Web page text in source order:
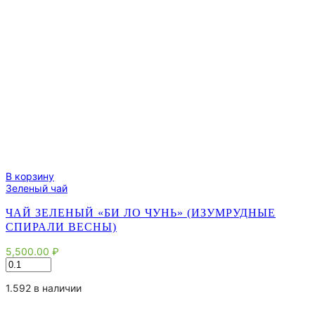
В корзину
Зеленый чай
ЧАЙ ЗЕЛЕНЫЙ «БИ ЛО ЧУНЬ» (ИЗУМРУДНЫЕ
СПИРАЛИ ВЕСНЫ)
5,500.00 ₽
Количество
товара
Чай
1.592 в наличии